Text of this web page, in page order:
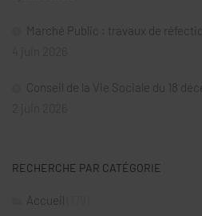
Marché Public : travaux de
Conseil de la Vie Sociale du 18
RECHERCHE PAR CATÉGORIE
Accueil